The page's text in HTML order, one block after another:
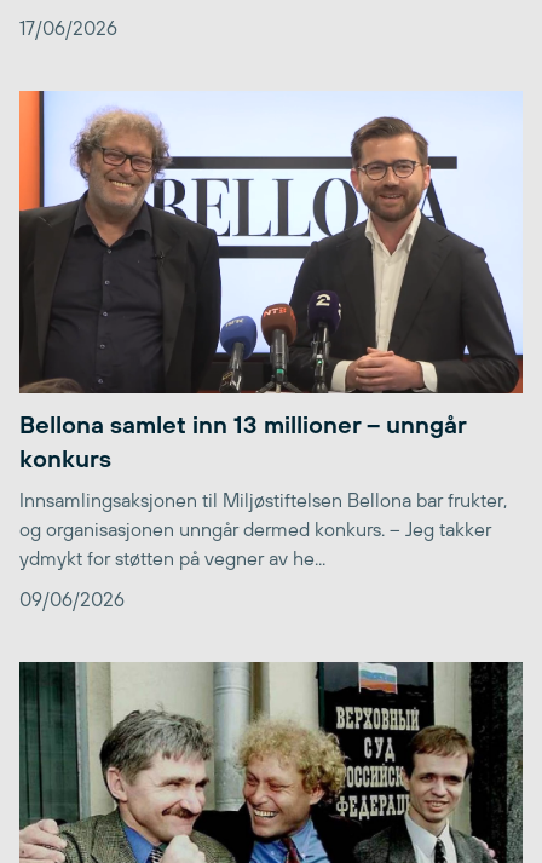
17/06/2026
Bellona samlet inn 13 millioner – unngår
konkurs
Innsamlingsaksjonen til Miljøstiftelsen Bellona bar frukter,
og organisasjonen unngår dermed konkurs. – Jeg takker
ydmykt for støtten på vegner av he...
09/06/2026